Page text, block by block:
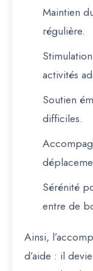
Maintien
régulière.
activités
Soutien
difficiles.
Sérénité
entre de
Ainsi,
d’aide : il